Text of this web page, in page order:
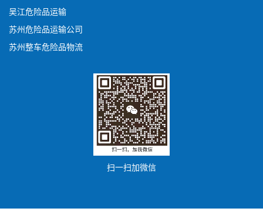
吴江危险品运输
苏州危险品运输公司
苏州整车危险品物流
扫一扫加微信